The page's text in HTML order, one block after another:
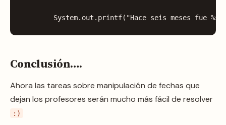
System. out . printf( "Hace seis meses fue
Conclusión….
Ahora las tareas sobre manipulación de fechas que
dejan los profesores serán mucho más fácil de resolver
:)